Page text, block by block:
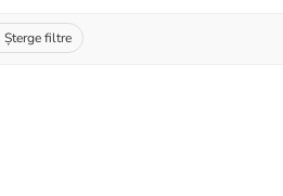
Șterge filtre